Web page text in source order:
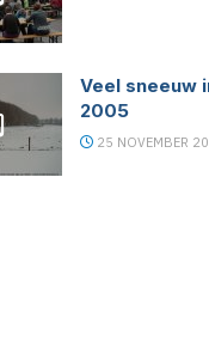
Veel sneeuw
2005
25 NOVEMBER